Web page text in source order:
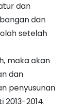
dan
dan
setelah
maka akan
dan
penyusunan
2014.